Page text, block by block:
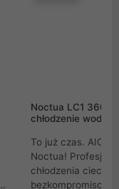
Noctua LC1
chłodzenie wodne
To już czas. AIO
Noctua!
chłodzenia cieczą